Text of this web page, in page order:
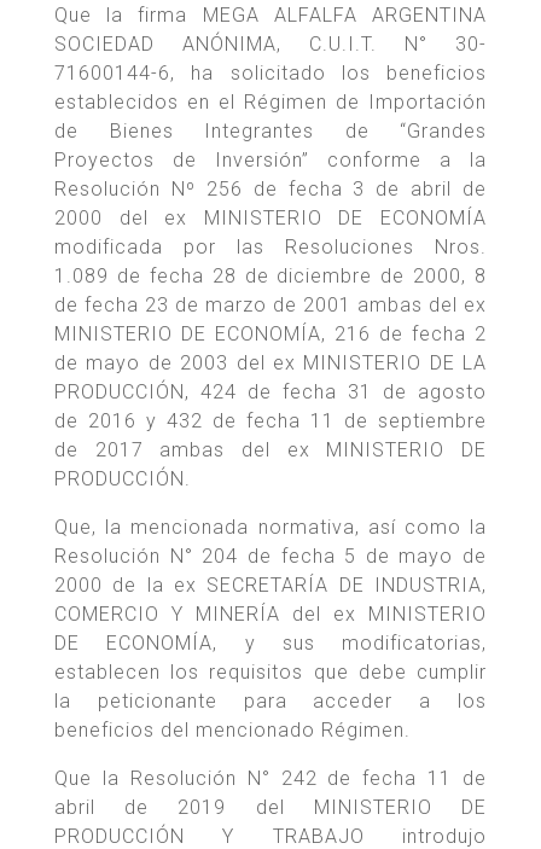
Que la firma MEGA ALFALFA ARGENTINA
SOCIEDAD ANÓNIMA, C.U.I.T. N° 30-
71600144-6, ha solicitado los beneficios
establecidos en el Régimen de Importación
de Bienes Integrantes de “Grandes
Proyectos de Inversión” conforme a la
Resolución Nº 256 de fecha 3 de abril de
2000 del ex MINISTERIO DE ECONOMÍA
modificada por las Resoluciones Nros.
1.089 de fecha 28 de diciembre de 2000, 8
de fecha 23 de marzo de 2001 ambas del ex
MINISTERIO DE ECONOMÍA, 216 de fecha 2
de mayo de 2003 del ex MINISTERIO DE LA
PRODUCCIÓN, 424 de fecha 31 de agosto
de 2016 y 432 de fecha 11 de septiembre
de 2017 ambas del ex MINISTERIO DE
PRODUCCIÓN.
Que, la mencionada normativa, así como la
Resolución N° 204 de fecha 5 de mayo de
2000 de la ex SECRETARÍA DE INDUSTRIA,
COMERCIO Y MINERÍA del ex MINISTERIO
DE ECONOMÍA, y sus modificatorias,
establecen los requisitos que debe cumplir
la peticionante para acceder a los
beneficios del mencionado Régimen.
Que la Resolución N° 242 de fecha 11 de
abril de 2019 del MINISTERIO DE
PRODUCCIÓN Y TRABAJO introdujo